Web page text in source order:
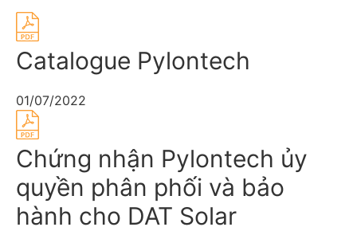
Catalogue Pylontech
01/07/2022
Chứng nhận Pylontech ủy
quyền phân phối và bảo
hành cho DAT Solar